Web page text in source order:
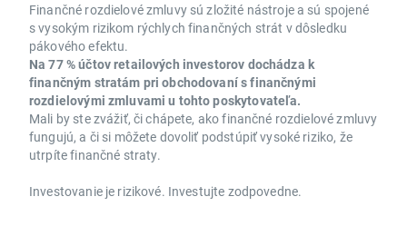
Finančné rozdielové zmluvy sú zložité nástroje a sú spojené
s vysokým rizikom rýchlych finančných strát v dôsledku
pákového efektu.
Na 77 % účtov retailových investorov dochádza k
finančným stratám pri obchodovaní s finančnými
rozdielovými zmluvami u tohto poskytovateľa.
Mali by ste zvážiť, či chápete, ako finančné rozdielové zmluvy
fungujú, a či si môžete dovoliť podstúpiť vysoké riziko, že
utrpíte finančné straty.
Investovanie je rizikové. Investujte zodpovedne.